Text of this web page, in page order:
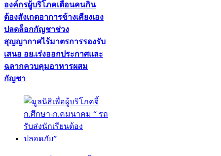
องค์กรผู้บริโภคเตือนคนกิน
ต้องสังเกตอาการข้างเคียงเอง
ปลดล็อกกัญชาช่วง
สุญญากาศไร้มาตรการรองรับ
เสนอ อย.เร่งออกประกาศและ
ฉลากควบคุมอาหารผสม
กัญชา